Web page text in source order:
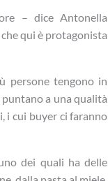
– dice Antonella
qui è protagonista
persone tengono in
a una qualità
i cui buyer ci faranno
dei quali ha delle